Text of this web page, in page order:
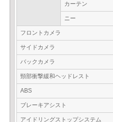
カーテン
ニー
フロントカメラ
サイドカメラ
バックカメラ
頸部衝撃緩和ヘッドレスト
ABS
ブレーキアシスト
アイドリングストップシステム